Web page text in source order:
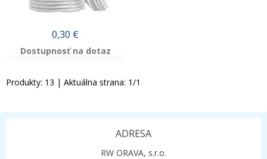
0,30 €
Dostupnosť na dotaz
Produkty: 13 | Aktuálna strana: 1/1
ADRESA
RW ORAVA, s.r.o.